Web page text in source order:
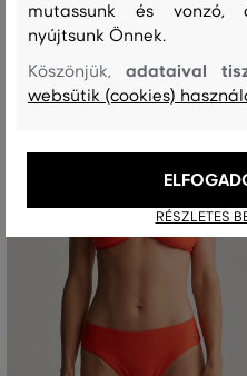
Már csak6 nap
mutassunk és vonzó,
nyújtsunk Önnek.
Köszönjük,adataival
websütik (cookies)
RÉSZLETES